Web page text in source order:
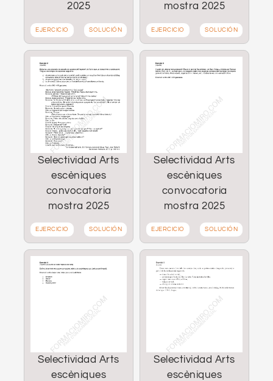
2025
EJERCICIO SOLUCIÓN
mostra 2025
EJERCICIO SOLUCIÓN
Selectividad Arts
escèniques
convocatoria
mostra 2025
EJERCICIO SOLUCIÓN
Selectividad Arts
escèniques
convocatoria
mostra 2025
EJERCICIO SOLUCIÓN
Selectividad Arts
escèniques
Selectividad Arts
escèniques